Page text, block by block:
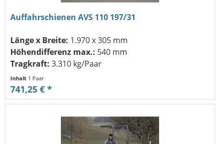
Auffahrschienen AVS 110 197/31
Länge x Breite: 1.970 x 305 mm
Höhendifferenz max.: 540 mm
Tragkraft: 3.310 kg/Paar
Inhalt 1 Paar
741,25 € *